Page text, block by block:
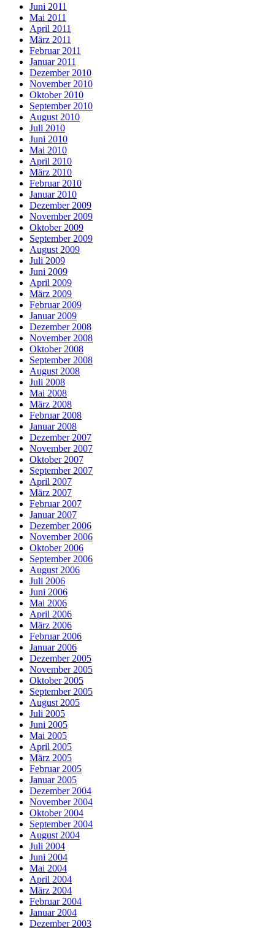
Juni 2011
Mai 2011
April 2011
März 2011
Februar 2011
Januar 2011
Dezember 2010
November 2010
Oktober 2010
September 2010
August 2010
Juli 2010
Juni 2010
Mai 2010
April 2010
März 2010
Februar 2010
Januar 2010
Dezember 2009
November 2009
Oktober 2009
September 2009
August 2009
Juli 2009
Juni 2009
April 2009
März 2009
Februar 2009
Januar 2009
Dezember 2008
November 2008
Oktober 2008
September 2008
August 2008
Juli 2008
Mai 2008
März 2008
Februar 2008
Januar 2008
Dezember 2007
November 2007
Oktober 2007
September 2007
April 2007
März 2007
Februar 2007
Januar 2007
Dezember 2006
November 2006
Oktober 2006
September 2006
August 2006
Juli 2006
Juni 2006
Mai 2006
April 2006
März 2006
Februar 2006
Januar 2006
Dezember 2005
November 2005
Oktober 2005
September 2005
August 2005
Juli 2005
Juni 2005
Mai 2005
April 2005
März 2005
Februar 2005
Januar 2005
Dezember 2004
November 2004
Oktober 2004
September 2004
August 2004
Juli 2004
Juni 2004
Mai 2004
April 2004
März 2004
Februar 2004
Januar 2004
Dezember 2003